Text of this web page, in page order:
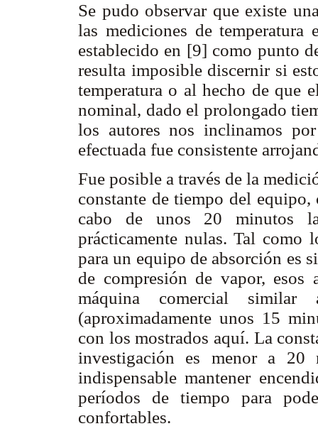
Se pudo observar que existe
las mediciones de
establecido en [9] como punto
resulta imposible discernir si
temperatura o al hecho de que
nominal, dado el prolongado
los autores nos inclinamos
efectuada fue consistente
Fue posible a través de la
constante de tiempo del
cabo de unos 20 minutos
prácticamente nulas. Tal como
para un equipo de absorción es
de compresión de vapor, esos
máquina comercial
(aproximadamente unos 15
con los mostrados aquí. La
investigación es menor a 20
indispensable mantener
períodos de tiempo para
confortables.